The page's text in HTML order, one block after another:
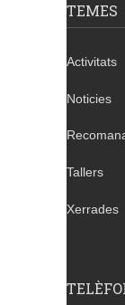
TEMES
Activitats
Noticies
Tallers
Xerrades